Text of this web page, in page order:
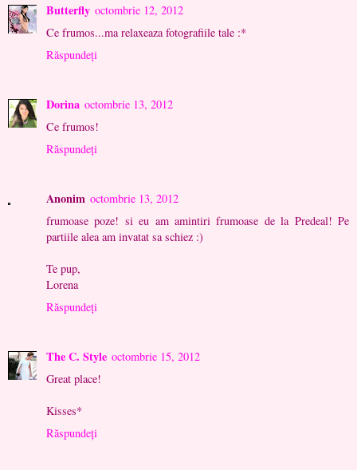
Butterfly octombrie 12, 2012
Ce frumos...ma relaxeaza fotografiile tale :*
Răspundeți
Dorina octombrie 13, 2012
Ce frumos!
Răspundeți
Anonim octombrie 13, 2012
frumoase poze! si eu am amintiri frumoase de la Predeal! Pe
partiile alea am invatat sa schiez :)
Te pup,
Lorena
Răspundeți
The C. Style octombrie 15, 2012
Great place!
Kisses*
Răspundeți